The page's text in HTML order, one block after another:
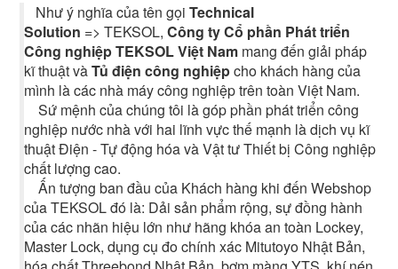
Như ý nghĩa của tên gọiTechnical
Solution => TEKSOL,Công ty Cổ phần Phát triển
Công nghiệp TEKSOL Việt Nam mang đến giải pháp
kĩ thuật vàTủ điện công nghiệpcho khách hàng của
mình là các nhà máy công nghiệp trên toàn Việt Nam.
Sứ mệnh của chúng tôi là góp phần phát triển công
nghiệp nước nhà với hai lĩnh vực thế mạnh là dịch vụ kĩ
thuật Điện - Tự động hóa và Vật tư Thiết bị Công nghiệp
chất lượng cao.
Ấn tượng ban đầu của Khách hàng khi đến Webshop
của TEKSOL đó là: Dải sản phẩm rộng, sự đồng hành
của các nhãn hiệu lớn như hãng khóa an toàn Lockey,
Master Lock, dụng cụ đo chính xác Mitutoyo Nhật Bản,